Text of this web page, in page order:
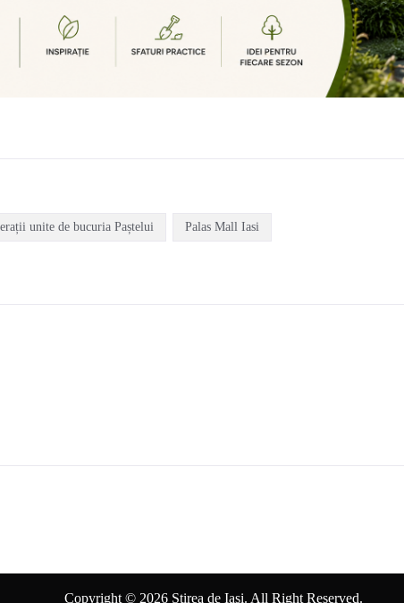
unite de bucuria Paștelui Palas Mall Iasi
Copyright © 2026 Stirea de Iasi. All Right Reserved.